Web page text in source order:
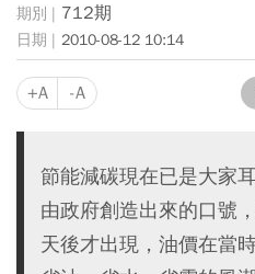
712期
2010-08-12 10:14
+A -A
節能減碳現在已是大家
由政府創造出來的口
天後才出現，油價在當